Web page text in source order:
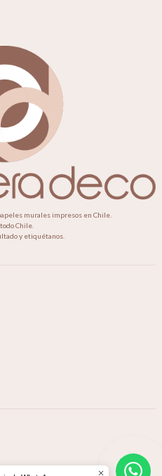
murales impresos en Chile.
Chile.
y etiquétanos.